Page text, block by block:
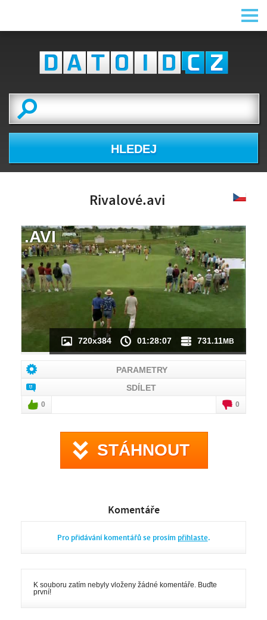
HLEDEJ
Rivalové.avi
NÁHLED VIDEA
NENÍ K DISPOZICI
720x384 01:28:07 731.11MB
.AVI
PARAMETRY
SDÍLET
0 0
STÁHNOUT
Komentáře
Pro přidávání komentářů se prosím přihlaste.
K souboru zatím nebyly vloženy žádné komentáře. Buďte
první!